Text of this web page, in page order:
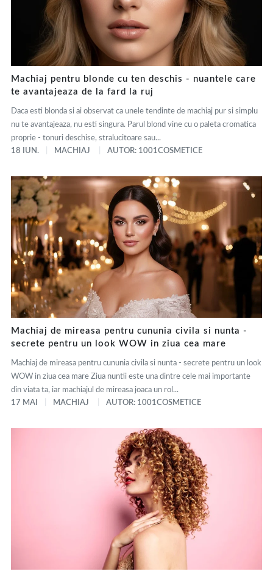
Machiaj pentru blonde cu ten deschis - nuantele care
te avantajeaza de la fard la ruj
Daca esti blonda si ai observat ca unele tendinte de machiaj pur si simplu
nu te avantajeaza, nu esti singura. Parul blond vine cu o paleta cromatica
proprie - tonuri deschise, stralucitoare sau...
18 IUN.
MACHIAJ AUTOR: 1001COSMETICE
Machiaj de mireasa pentru cununia civila si nunta -
secrete pentru un look WOW in ziua cea mare
Machiaj de mireasa pentru cununia civila si nunta - secrete pentru un look
WOW in ziua cea mare Ziua nuntii este una dintre cele mai importante
din viata ta, iar machiajul de mireasa joaca un rol...
17 MAI
MACHIAJ AUTOR: 1001COSMETICE